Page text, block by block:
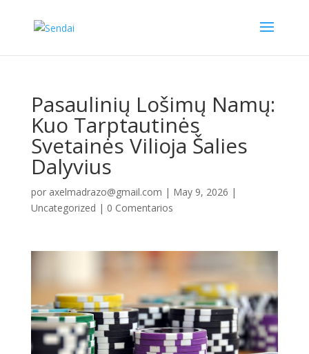
Pasaulinių Lošimų Namų:
Kuo Tarptautinės
Svetainės Vilioja Šalies
Dalyvius
por axelmadrazo@gmail.com | May 9, 2026 |
Uncategorized | 0 Comentarios